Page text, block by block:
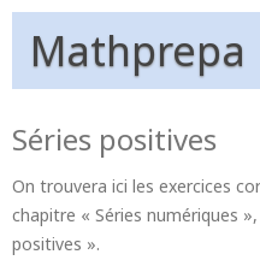
Mathprepa
Séries positives
On trouvera ici les exercices
chapitre « Séries numériques
positives ».